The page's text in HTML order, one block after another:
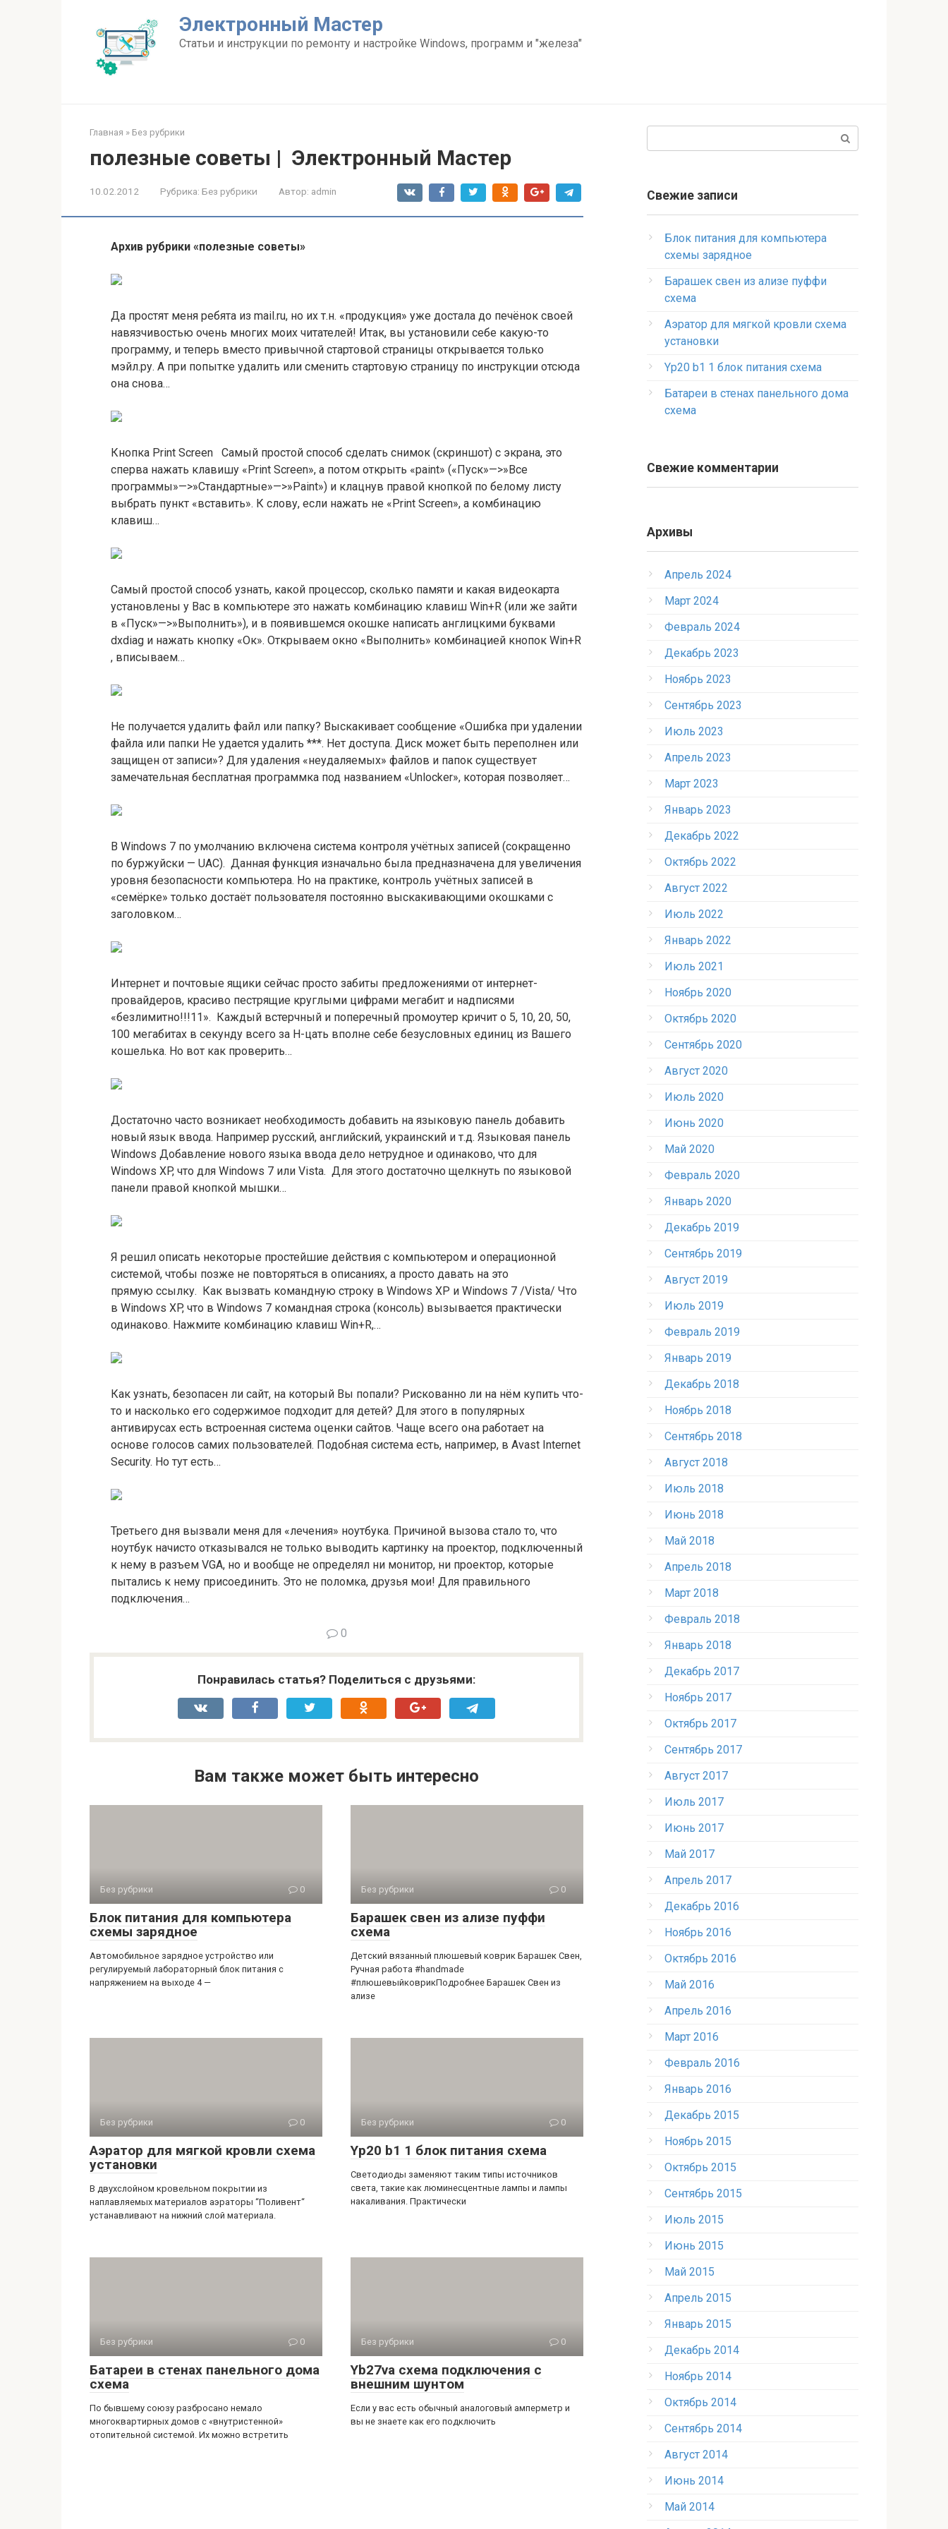
Электронный Мастер
Статьи и инструкции по ремонту и настройке Windows, программ и "железа"
Главная » Без рубрики
полезные советы | Электронный Мастер
10.02.2012 Рубрика: Без рубрики Автор: admin
Архив рубрики «полезные советы»
Да простят меня ребята из mail.ru, но их т.н. «продукция» уже достала до печёнок своей
навязчивостью очень многих моих читателей! Итак, вы установили себе какую-то
программу, и теперь вместо привычной стартовой страницы открывается только
мэйл.ру. А при попытке удалить или сменить стартовую страницу по инструкции отсюда
она снова…
Кнопка Print Screen Самый простой способ сделать снимок (скриншот) с экрана, это
сперва нажать клавишу «Print Screen», а потом открыть «paint» («Пуск»—>»Все
программы»—>»Стандартные»—>»Paint») и клацнув правой кнопкой по белому листу
выбрать пункт «вставить». К слову, если нажать не «Print Screen», а комбинацию
клавиш…
Самый простой способ узнать, какой процессор, сколько памяти и какая видеокарта
установлены у Вас в компьютере это нажать комбинацию клавиш Win+R (или же зайти
в «Пуск»—>»Выполнить»), и в появившемся окошке написать англицкими буквами
dxdiag и нажать кнопку «Ок». Открываем окно «Выполнить» комбинацией кнопок Win+R
, вписываем…
Не получается удалить файл или папку? Выскакивает сообщение «Ошибка при удалении
файла или папки Не удается удалить ***. Нет доступа. Диск может быть переполнен или
защищен от записи»? Для удаления «неудаляемых» файлов и папок существует
замечательная бесплатная программка под названием «Unlocker», которая позволяет…
В Windows 7 по умолчанию включена система контроля учётных записей (сокращенно
по буржуйски — UAC). Данная функция изначально была предназначена для увеличения
уровня безопасности компьютера. Но на практике, контроль учётных записей в
«семёрке» только достаёт пользователя постоянно выскакивающими окошками с
заголовком…
Интернет и почтовые ящики сейчас просто забиты предложениями от интернет-
провайдеров, красиво пестрящие круглыми цифрами мегабит и надписями
«безлимитно!!!11». Каждый встерчный и поперечный промоутер кричит о 5, 10, 20, 50,
100 мегабитах в секунду всего за Н-цать вполне себе безусловных единиц из Вашего
кошелька. Но вот как проверить…
Достаточно часто возникает необходимость добавить на языковую панель добавить
новый язык ввода. Например русский, английский, украинский и т.д. Языковая панель
Windows Добавление нового языка ввода дело нетрудное и одинаково, что для
Windows XP, что для Windows 7 или Vista. Для этого достаточно щелкнуть по языковой
панели правой кнопкой мышки…
Я решил описать некоторые простейшие действия с компьютером и операционной
системой, чтобы позже не повторяться в описаниях, а просто давать на это
прямую ссылку. Как вызвать командную строку в Windows XP и Windows 7 /Vista/ Что
в Windows XP, что в Windows 7 командная строка (консоль) вызывается практически
одинаково. Нажмите комбинацию клавиш Win+R,…
Как узнать, безопасен ли сайт, на который Вы попали? Рискованно ли на нём купить что-
то и насколько его содержимое подходит для детей? Для этого в популярных
антивирусах есть встроенная система оценки сайтов. Чаще всего она работает на
основе голосов самих пользователей. Подобная система есть, например, в Avast Internet
Security. Но тут есть…
Третьего дня вызвали меня для «лечения» ноутбука. Причиной вызова стало то, что
ноутбук начисто отказывался не только выводить картинку на проектор, подключенный
к нему в разъем VGA, но и вообще не определял ни монитор, ни проектор, которые
пытались к нему присоединить. Это не поломка, друзья мои! Для правильного
подключения…
0
Понравилась статья? Поделиться с друзьями:
Вам также может быть интересно
Без рубрики 0
Блок питания для компьютера
схемы зарядное
Автомобильное зарядное устройство или
регулируемый лабораторный блок питания с
напряжением на выходе 4 —
Без рубрики 0
Барашек свен из ализе пуффи
схема
Детский вязанный плюшевый коврик Барашек Свен,
Ручная работа #handmade
#плюшевыйковрикПодробнее Барашек Свен из
ализе
Без рубрики 0
Аэратор для мягкой кровли схема
установки
В двухслойном кровельном покрытии из
наплавляемых материалов аэраторы “Поливент“
устанавливают на нижний слой материала.
Без рубрики 0
Yp20 b1 1 блок питания схема
Светодиоды заменяют таким типы источников
света, такие как люминесцентные лампы и лампы
накаливания. Практически
Без рубрики 0
Батареи в стенах панельного дома
схема
По бывшему союзу разбросано немало
многоквартирных домов с «внутристенной»
отопительной системой. Их можно встретить
Без рубрики 0
Yb27va схема подключения с
внешним шунтом
Если у вас есть обычный аналоговый амперметр и
вы не знаете как его подключить
Свежие записи
Блок питания для компьютера
схемы зарядное
Барашек свен из ализе пуффи
схема
Аэратор для мягкой кровли схема
установки
Yp20 b1 1 блок питания схема
Батареи в стенах панельного дома
схема
Свежие комментарии
Архивы
Апрель 2024
Март 2024
Февраль 2024
Декабрь 2023
Ноябрь 2023
Сентябрь 2023
Июль 2023
Апрель 2023
Март 2023
Январь 2023
Декабрь 2022
Октябрь 2022
Август 2022
Июль 2022
Январь 2022
Июль 2021
Ноябрь 2020
Октябрь 2020
Сентябрь 2020
Август 2020
Июль 2020
Июнь 2020
Май 2020
Февраль 2020
Январь 2020
Декабрь 2019
Сентябрь 2019
Август 2019
Июль 2019
Февраль 2019
Январь 2019
Декабрь 2018
Ноябрь 2018
Сентябрь 2018
Август 2018
Июль 2018
Июнь 2018
Май 2018
Апрель 2018
Март 2018
Февраль 2018
Январь 2018
Декабрь 2017
Ноябрь 2017
Октябрь 2017
Сентябрь 2017
Август 2017
Июль 2017
Июнь 2017
Май 2017
Апрель 2017
Декабрь 2016
Ноябрь 2016
Октябрь 2016
Май 2016
Апрель 2016
Март 2016
Февраль 2016
Январь 2016
Декабрь 2015
Ноябрь 2015
Октябрь 2015
Сентябрь 2015
Июль 2015
Июнь 2015
Май 2015
Апрель 2015
Январь 2015
Декабрь 2014
Ноябрь 2014
Октябрь 2014
Сентябрь 2014
Август 2014
Июнь 2014
Май 2014